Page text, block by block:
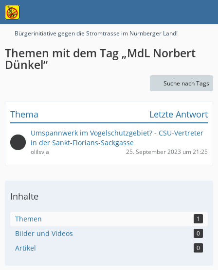
Bürgerinitiative gegen die Stromtrasse im Nürnberger Land!
Themen mit dem Tag „MdL Norbert
Dünkel“
Suche nach Tags
Thema Letzte Antwort
Umspannwerk im Vogelschutzgebiet? - CSU-Vertreter
in der Sankt-Florians-Sackgasse
olilsvja 25. September 2023 um 21:25
Inhalte
Themen 1
Bilder und Videos 0
Artikel 0